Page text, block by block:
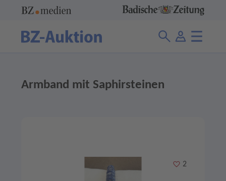
Armband mit Saphirsteinen
Merken
2